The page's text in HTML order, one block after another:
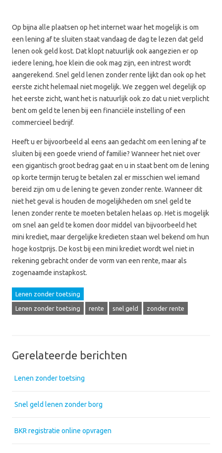
Op bijna alle plaatsen op het internet waar het mogelijk is om
een lening af te sluiten staat vandaag de dag te lezen dat geld
lenen ook geld kost. Dat klopt natuurlijk ook aangezien er op
iedere lening, hoe klein die ook mag zijn, een intrest wordt
aangerekend. Snel geld lenen zonder rente lijkt dan ook op het
eerste zicht helemaal niet mogelijk. We zeggen wel degelijk op
het eerste zicht, want het is natuurlijk ook zo dat u niet verplicht
bent om geld te lenen bij een financiële instelling of een
commercieel bedrijf.
Heeft u er bijvoorbeeld al eens aan gedacht om een lening af te
sluiten bij een goede vriend of familie? Wanneer het niet over
een gigantisch groot bedrag gaat en u in staat bent om de lening
op korte termijn terug te betalen zal er misschien wel iemand
bereid zijn om u de lening te geven zonder rente. Wanneer dit
niet het geval is houden de mogelijkheden om snel geld te
lenen zonder rente te moeten betalen helaas op. Het is mogelijk
om snel aan geld te komen door middel van bijvoorbeeld het
mini krediet, maar dergelijke kredieten staan wel bekend om hun
hoge kostprijs. De kost bij een mini krediet wordt wel niet in
rekening gebracht onder de vorm van een rente, maar als
zogenaamde instapkost.
Lenen zonder toetsing
Lenen zonder toetsing rente snel geld zonder rente
Gerelateerde berichten
Lenen zonder toetsing
Snel geld lenen zonder borg
BKR registratie online opvragen